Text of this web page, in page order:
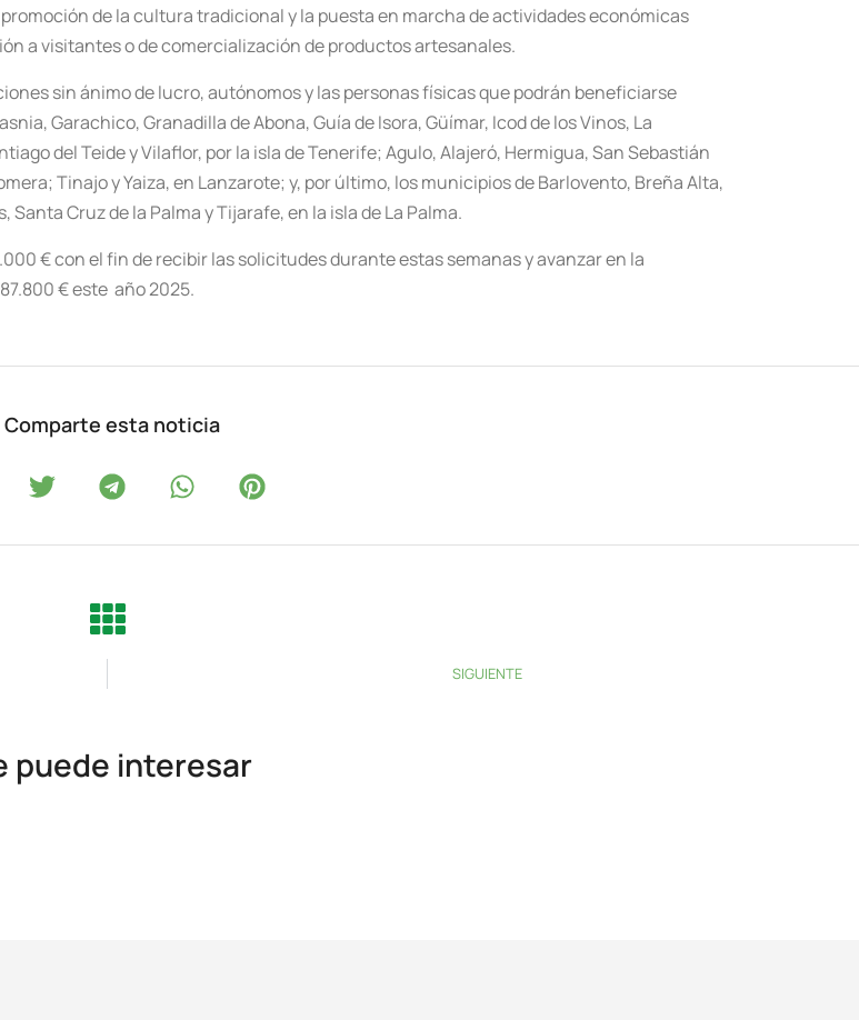
de la cultura tradicional y la puesta en marcha de actividades económicas
a visitantes o de comercialización de productos artesanales.
sin ánimo de lucro, autónomos y las personas físicas que podrán beneficiarse
Garachico, Granadilla de Abona, Guía de Isora, Güímar, Icod de los Vinos, La
del Teide y Vilaflor, por la isla de Tenerife; Agulo, Alajeró, Hermigua, San Sebastián
Tinajo y Yaiza, en Lanzarote; y, por último, los municipios de Barlovento, Breña Alta,
Cruz de la Palma y Tijarafe, en la isla de La Palma.
€ con el fin de recibir las solicitudes durante estas semanas y avanzar en la
€ este año 2025.
Comparte esta noticia
SIGUIENTE
puede interesar